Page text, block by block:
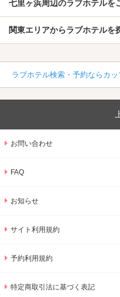
七里ヶ浜周辺のラブホテルを
関東エリアからラブホテルを
ラブホテル検索・予約ならカ
お問い合わせ
FAQ
お知らせ
サイト利用規約
予約利用規約
特定商取引法に基づく表記